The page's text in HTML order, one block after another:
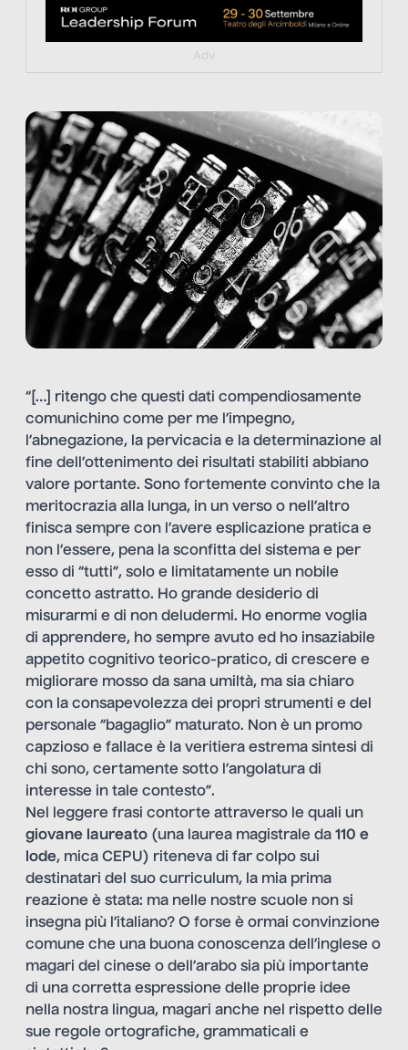
Adv
“[…] ritengo che questi dati compendiosamente
comunichino come per me l’impegno,
l’abnegazione, la pervicacia e la determinazione al
fine dell’ottenimento dei risultati stabiliti abbiano
valore portante. Sono fortemente convinto che la
meritocrazia alla lunga, in un verso o nell’altro
finisca sempre con l’avere esplicazione pratica e
non l’essere, pena la sconfitta del sistema e per
esso di “tutti”, solo e limitatamente un nobile
concetto astratto. Ho grande desiderio di
misurarmi e di non deludermi. Ho enorme voglia
di apprendere, ho sempre avuto ed ho insaziabile
appetito cognitivo teorico-pratico, di crescere e
migliorare mosso da sana umiltà, ma sia chiaro
con la consapevolezza dei propri strumenti e del
personale “bagaglio” maturato. Non è un promo
capzioso e fallace è la veritiera estrema sintesi di
chi sono, certamente sotto l’angolatura di
interesse in tale contesto”.
Nel leggere frasi contorte attraverso le quali un
giovane laureato (una laurea magistrale da 110 e
lode, mica CEPU) riteneva di far colpo sui
destinatari del suo curriculum, la mia prima
reazione è stata: ma nelle nostre scuole non si
insegna più l’italiano? O forse è ormai convinzione
comune che una buona conoscenza dell’inglese o
magari del cinese o dell’arabo sia più importante
di una corretta espressione delle proprie idee
nella nostra lingua, magari anche nel rispetto delle
sue regole ortografiche, grammaticali e